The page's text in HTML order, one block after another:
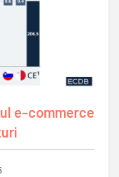
e-commerce